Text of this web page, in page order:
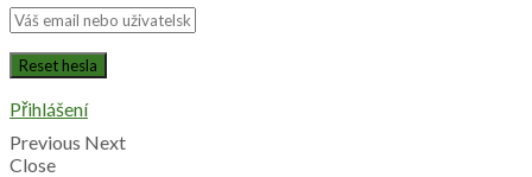
Přihlášení
Previous Next
Close